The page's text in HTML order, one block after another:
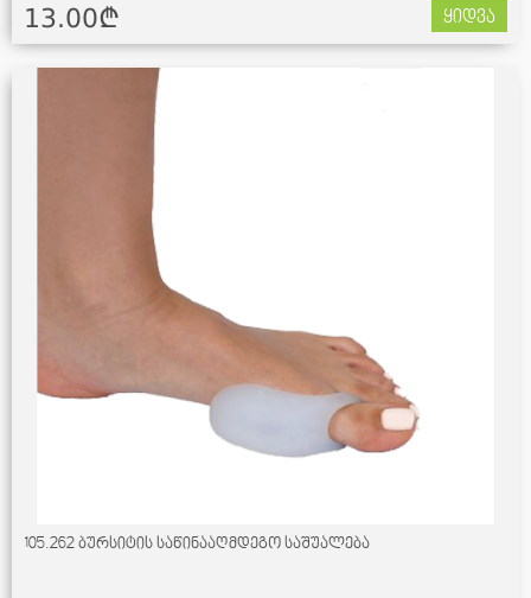
13.00¢ ყიდვა
105.262 ბურსიტის საწინააღმდეგო საშუალება